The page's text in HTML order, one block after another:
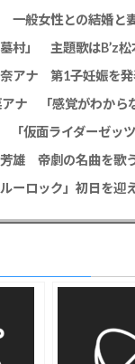
一般女性との結婚と
奈アナ 第1子妊娠を
ロック」初日を迎